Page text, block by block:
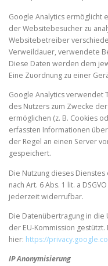
Google Analytics ermöglicht
der Websitebesucher zu
Websitebetreiber
Verweildauer, verwendete
Diese Daten werden dem
Eine Zuordnung zu einer
Google Analytics verwendet
des Nutzers zum Zwecke
ermöglichen (z. B. Cookies
erfassten Informationen
der Regel an einen Server
gespeichert.
Die Nutzung dieses
nach Art. 6 Abs. 1 lit. a
jederzeit widerrufbar.
Die Datenübertragung in die
der EU-Kommission
hier: https://
IP Anonymisierung